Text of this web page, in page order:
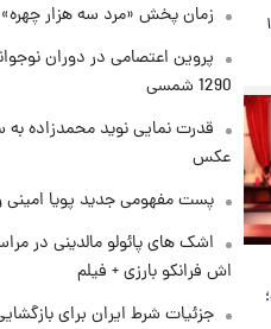
۱۵
زمان پخش «مرد سه هزار
پروین اعتصامی در دوران
1290 شمسی
قدرت نمایی نوید محمدزاده
عکس
پست مفهومی جدید پویا
اشک های پائولو مالدینی در
اش فرانکو بارزی + فیلم
جزئیات شرط ایران برای